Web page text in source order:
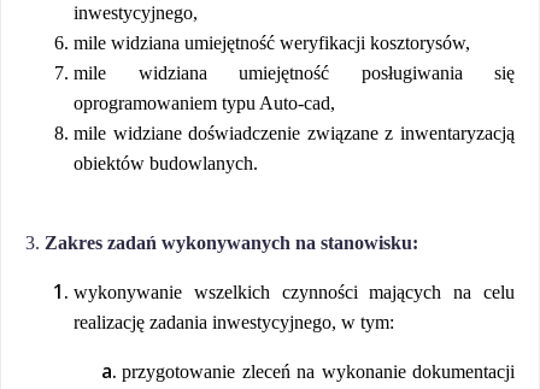
inwestycyjnego,
mile widziana umiejętność weryfikacji kosztorysów,
mile widziana umiejętność posługiwania się
oprogramowaniem typu Auto-cad,
mile widziane doświadczenie związane z inwentaryzacją
obiektów budowlanych.
3. Zakres zadań wykonywanych na stanowisku:
wykonywanie wszelkich czynności mających na celu
realizację zadania inwestycyjnego, w tym:
przygotowanie zleceń na wykonanie dokumentacji